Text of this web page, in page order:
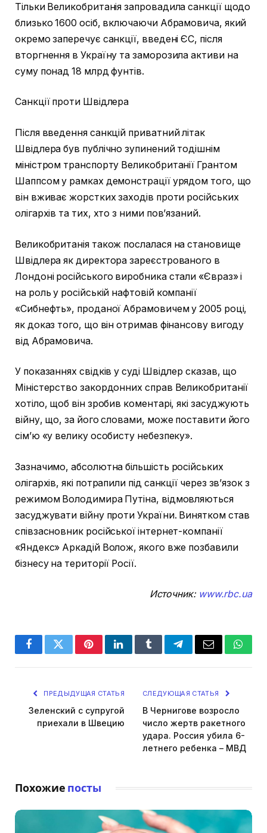
Тільки Великобританія запровадила санкції щодо
близько 1600 осіб, включаючи Абрамовича, який
окремо заперечує санкції, введені ЄС, після
вторгнення в Україну та заморозила активи на
суму понад 18 млрд фунтів.
Санкції проти Швідлера
Після введення санкцій приватний літак
Швідлера був публічно зупинений тодішнім
міністром транспорту Великобританії Грантом
Шаппсом у рамках демонстрації урядом того, що
він вживає жорстких заходів проти російських
олігархів та тих, хто з ними пов’язаний.
Великобританія також послалася на становище
Швідлера як директора зареєстрованого в
Лондоні російського виробника стали «Євраз» і
на роль у російській нафтовій компанії
«Сибнефть», проданої Абрамовичем у 2005 році,
як доказ того, що він отримав фінансову вигоду
від Абрамовича.
У показаннях свідків у суді Швідлер сказав, що
Міністерство закордонних справ Великобританії
хотіло, щоб він зробив коментарі, які засуджують
війну, що, за його словами, може поставити його
сім’ю «у велику особисту небезпеку».
Зазначимо, абсолютна більшість російських
олігархів, які потрапили під санкції через зв’язок з
режимом Володимира Путіна, відмовляються
засуджувати війну проти України. Винятком став
співзасновник російської інтернет-компанії
«Яндекс» Аркадій Волож, якого вже позбавили
бізнесу на території Росії.
Источник: www.rbc.ua
FacebookTwitterPinterestLinkedInTumblrTelegramEmail
ПРЕДЫДУЩАЯ СТАТЬЯ
Зеленский с супругой
приехали в Швецию
СЛЕДУЮЩАЯ СТАТЬЯ
В Чернигове возросло
число жертв ракетного
удара. Россия убила 6-
летнего ребенка – МВД
Похожие посты